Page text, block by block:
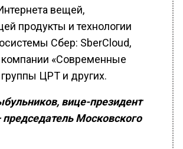
вещей,
продукты и технологии
Сбер: SberCloud,
компании «Современные
группы ЦРТ и других.
вице-президент
Московского